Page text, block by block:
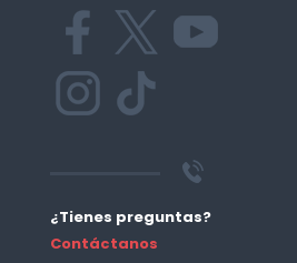
¿Tienes preguntas?
Contáctanos